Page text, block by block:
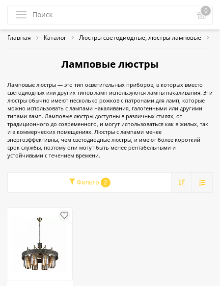
0
Главная Каталог Люстры светодиодные, люстры ламповые
Ламповые люстры
Ламповые люстры — это тип осветительных приборов, в которых вместо
светодиодных или других типов ламп используются лампы накаливания. Эти
люстры обычно имеют несколько рожков с патронами для ламп, которые
можно использовать с лампами накаливания, галогенными или другими
типами ламп. Ламповые люстры доступны в различных стилях, от
традиционного до современного, и могут использоваться как в жилых, так
и в коммерческих помещениях. Люстры с лампами менее
энергоэффективны, чем светодиодные люстры, и имеют более короткий
срок службы, поэтому они могут быть менее рентабельными и
устойчивыми с течением времени.
Фильтр 2